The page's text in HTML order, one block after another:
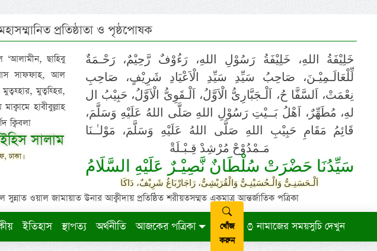
প্রতিষ্ঠাতা ও পৃষ্ঠপোষক
‘আলামীন, ছাহিবু
আস সাফফাহ, আল
মুত্বহ্হির,
হাবীবুল্লাহ
ক্বিবলা
সালাম
ঢাকা।
خَلِيْفَةُ اللهِ، خَلِيْفَةُ رَسُوْلِ اللهِ، رَءُوْفٌ رَّحِيْمٌ، رَحْـمَةٌ
لِّلْعَالَـمِيْـنَ، صَاحِبُ سَيِّدِ سَيِّدِ الْاَعْيَادِ شَرِيْفٍ، صَاحِبِ
نِعْمَتْ، اَلسَّفَّا حُ، اَلْـجَبَّارِىُّ الْاَوَّلُ، اَلْـقَوِىُّ الْاَوَّلُ، حَبِيْبُ ال
لهِ، مُطَهِّرٌ، اَهْلُ بَــيْتِ رَسُوْلِ اللهِ صَلَّى اللهُ عَلَيْهِ وَسَلَّمَ،
قَائِمُ مَقَامِ حَبِيْبِ اللهِ صَلَّى اللهُ عَلَيْهِ وَسَلَّمَ، مَوْلـٰـنَا
مَـمْدُوْحْ مُرْشِدْ قِـبْـلَةْ
سَيِّدُنَا حَضْرَتْ سُلْطَانٌ نَّصِيْـرٌ عَلَيْهِ السَّلَامُ
اَلْـحَسَنِـىُّ وَالْـحُسَيْنِـىُّ وَالْقُرَيْشِىُّ، رَاجَارْبَاغُ شَرِيْفٌ، دَاكَا
ওয়াল জামায়াত উনার আক্বীদায় প্রতিষ্ঠিত শরীয়তসম্মত একমাত্র আন্তর্জাতিক পত্রিকা
ইতিহাস স্থাপত্য অর্থনীতি আজকের পত্রিকা
খোঁজ
করুন
নামাজের সময়সুচি দেখুন